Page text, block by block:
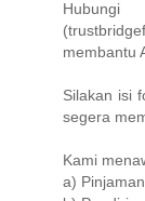
membantu
Silakan isi
segera
Kami
a)